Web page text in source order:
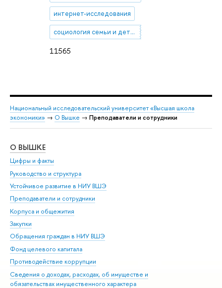
11565
интернет-исследования
социология семьи и детства
Национальный исследовательский университет «Высшая школа
экономики» → О Вышке → Преподаватели и сотрудники
О ВЫШКЕ
Цифры и факты
Руководство и структура
Устойчивое развитие в НИУ ВШЭ
Преподаватели и сотрудники
Корпуса и общежития
Закупки
Обращения граждан в НИУ ВШЭ
Фонд целевого капитала
Противодействие коррупции
Сведения о доходах, расходах, об имуществе и
обязательствах имущественного характера